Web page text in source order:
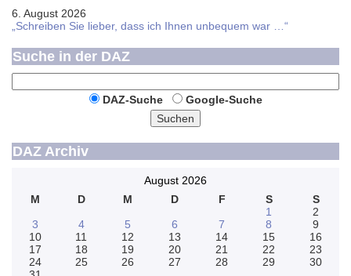
6. August 2026
„Schreiben Sie lieber, dass ich Ihnen unbequem war …“
Suche in der DAZ
DAZ-Suche
Google-Suche
Suchen
DAZ Archiv
August 2026
M
D M D F S
S
1
2
3
4 5 6 7 8
9
10
11 12 13 14 15
16
17
18 19 20 21 22
23
24
25 26 27 28 29
30